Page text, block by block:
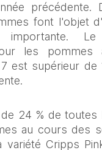
précédente.
font l'objet
importante.
les pommes
est supérieur de
24 % de toutes
au cours des
variété Cripps